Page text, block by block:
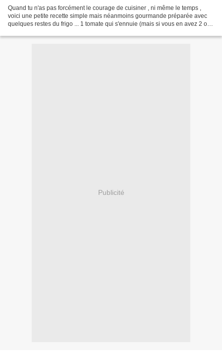
Quand tu n'as pas forcément le courage de cuisiner , ni même le temps ,
voici une petite recette simple mais néanmoins gourmande préparée avec
quelques restes du frigo ... 1 tomate qui s'ennuie (mais si vous en avez 2 ou
Publicité